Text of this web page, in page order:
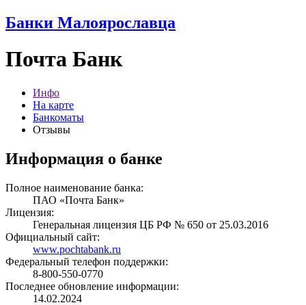
Банки Малоярославца
Почта Банк
Инфо
На карте
Банкоматы
Отзывы
Информация о банке
Полное наименование банка:
ПАО «Почта Банк»
Лицензия:
Генеральная лицензия ЦБ РФ № 650 от 25.03.2016
Официальный сайт:
www.pochtabank.ru
Федеральный телефон поддержки:
8-800-550-0770
Последнее обновление информации:
14.02.2024